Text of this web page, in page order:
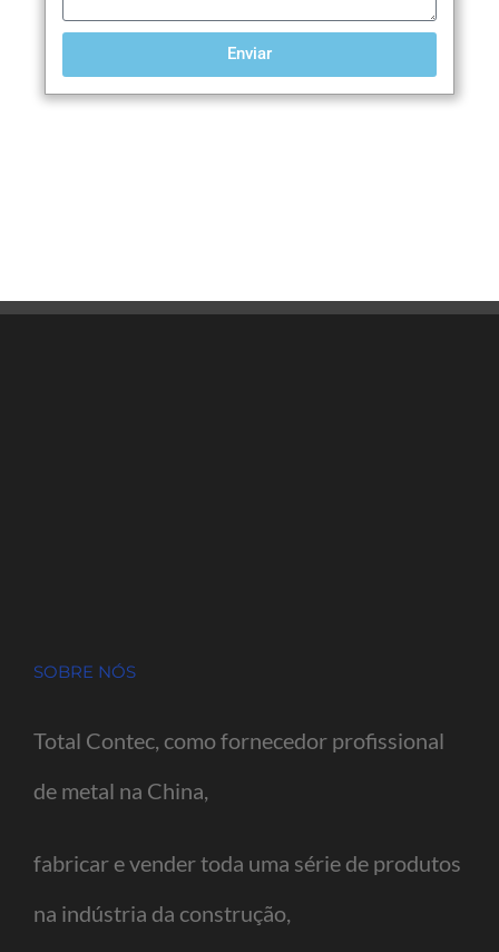
Enviar
SOBRE NÓS
Total Contec, como fornecedor profissional
de metal na China,
fabricar e vender toda uma série de produtos
na indústria da construção,